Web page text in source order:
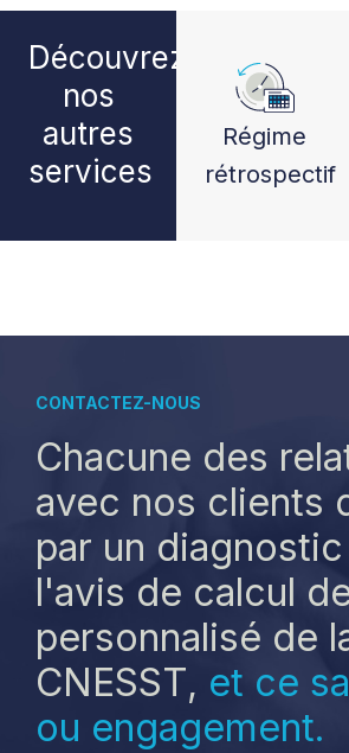
Découvrez
nos
autres
services
Régime
rétrospectif
CONTACTEZ-NOUS
Chacune des
avec nos clients
par un
l'avis de calcul
personnalisé de
CNESST, et ce
ou engagement.